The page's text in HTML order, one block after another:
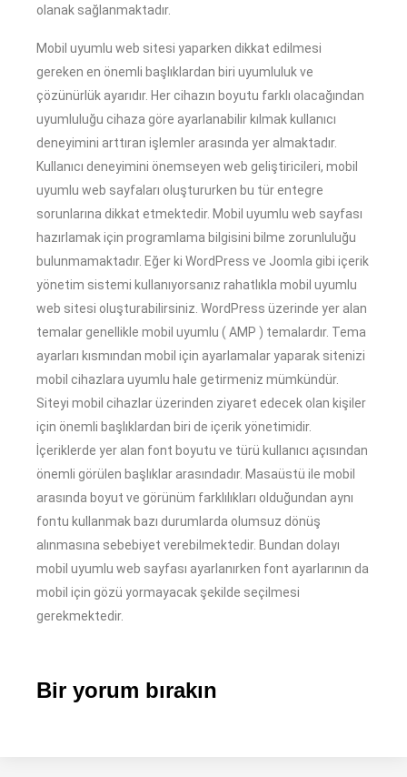
olanak sağlanmaktadır.
Mobil uyumlu web sitesi yaparken dikkat edilmesi
gereken en önemli başlıklardan biri uyumluluk ve
çözünürlük ayarıdır. Her cihazın boyutu farklı olacağından
uyumluluğu cihaza göre ayarlanabilir kılmak kullanıcı
deneyimini arttıran işlemler arasında yer almaktadır.
Kullanıcı deneyimini önemseyen web geliştiricileri, mobil
uyumlu web sayfaları oluştururken bu tür entegre
sorunlarına dikkat etmektedir. Mobil uyumlu web sayfası
hazırlamak için programlama bilgisini bilme zorunluluğu
bulunmamaktadır. Eğer ki WordPress ve Joomla gibi içerik
yönetim sistemi kullanıyorsanız rahatlıkla mobil uyumlu
web sitesi oluşturabilirsiniz. WordPress üzerinde yer alan
temalar genellikle mobil uyumlu ( AMP ) temalardır. Tema
ayarları kısmından mobil için ayarlamalar yaparak sitenizi
mobil cihazlara uyumlu hale getirmeniz mümkündür.
Siteyi mobil cihazlar üzerinden ziyaret edecek olan kişiler
için önemli başlıklardan biri de içerik yönetimidir.
İçeriklerde yer alan font boyutu ve türü kullanıcı açısından
önemli görülen başlıklar arasındadır. Masaüstü ile mobil
arasında boyut ve görünüm farklılıkları olduğundan aynı
fontu kullanmak bazı durumlarda olumsuz dönüş
alınmasına sebebiyet verebilmektedir. Bundan dolayı
mobil uyumlu web sayfası ayarlanırken font ayarlarının da
mobil için gözü yormayacak şekilde seçilmesi
gerekmektedir.
Bir yorum bırakın